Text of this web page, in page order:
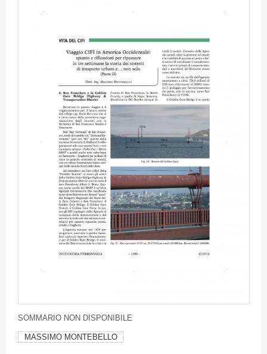
SOMMARIONON DISPONIBILE
MASSIMO MONTEBELLO